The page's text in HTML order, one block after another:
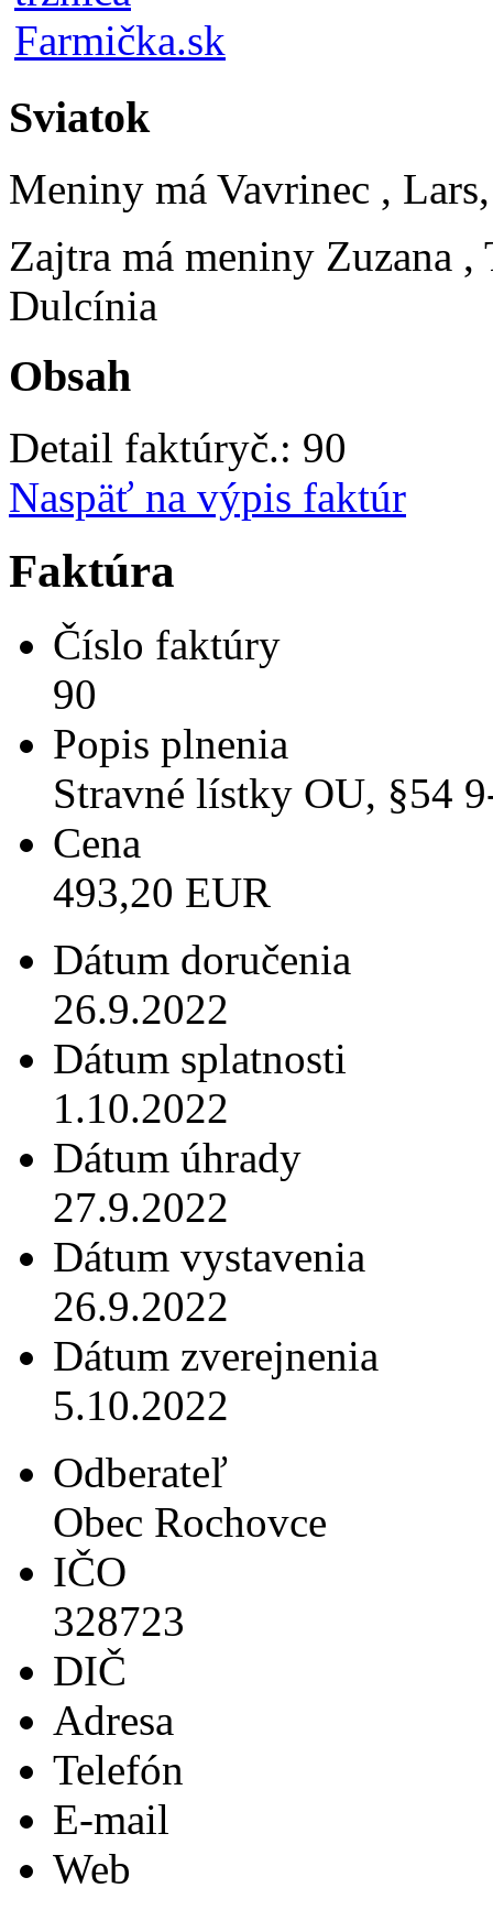
Sviatok
Meniny má Vavrinec ,
Zajtra má meniny Zuzana ,
Dulcínia
Obsah
Detail faktúryč.: 90
Naspäť na výpis faktúr
Faktúra
Číslo faktúry
90
Popis plnenia
Stravné lístky OU, §54
Cena
493,20 EUR
Dátum doručenia
26.9.2022
Dátum splatnosti
1.10.2022
Dátum úhrady
27.9.2022
Dátum vystavenia
26.9.2022
Dátum zverejnenia
5.10.2022
Odberateľ
Obec Rochovce
IČO
328723
DIČ
Adresa
Telefón
E-mail
Web